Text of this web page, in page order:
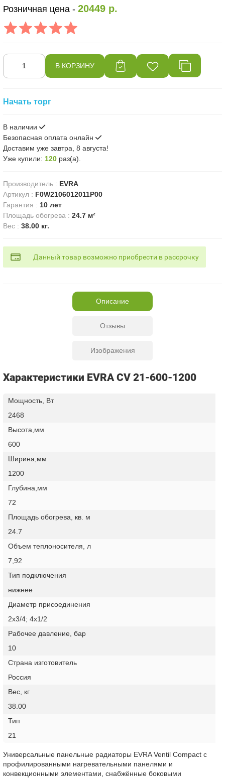
Розничная цена -20449 р.
Начать торг
В наличии
Безопасная оплата онлайн
Доставимуже завтра, 8 августа!
Уже купили: 120 раз(a).
Производитель : EVRA
Артикул : F0W2106012011P00
Гарантия : 10 лет
Площадь обогрева :24.7 м²
Вес :38.00 кг.
Данный товар возможно приобрести в рассрочку
Описание
Отзывы
Изображения
Характеристики EVRA CV 21-600-1200
Мощность, Вт
2468
Высота,мм
600
Ширина,мм
1200
Глубина,мм
72
Площадь обогрева, кв. м
24.7
Объем теплоносителя, л
7,92
Тип подключения
нижнее
Диаметр присоединения
2х3/4; 4х1/2
Рабочее давление, бар
10
Страна изготовитель
Россия
Вес, кг
38.00
Тип
21
Универсальные панельные радиаторы EVRA Ventil Compact с
профилированными нагревательными панелями и
конвекционными элементами, снабжённые боковыми